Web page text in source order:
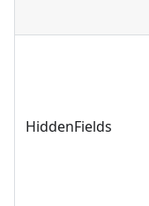
HiddenFields